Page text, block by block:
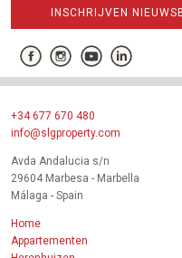
INSCHRIJVEN
+34 677 670 480
info@slgproperty.com
Avda Andalucia s/n
29604 Marbesa - Marbella
Málaga - Spain
Home
Appartementen